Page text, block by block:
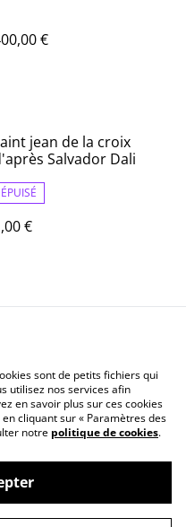
€
jean de la croix
Salvador Dali
ÉPUISÉ
€
Légale
Cookie
sont de petits fichiers qui
utilisez nos services afin
en savoir plus sur ces cookies
cliquant sur « Paramètres des
notre politique de cookies.